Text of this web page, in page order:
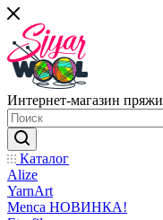
Интернет-магазин пряжи
Каталог
Alize
YarnArt
Menca НОВИНКА!